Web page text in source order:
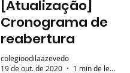
[Atualização]
Cronograma de
reabertura
colegioodilaazevedo
19 de out. de 2020
1 min de leitura